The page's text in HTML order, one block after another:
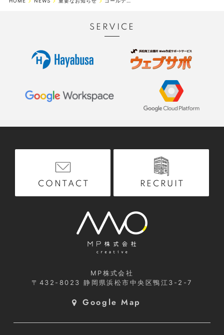
SERVICE
CONTACT RECRUIT
MP株式会社
〒432-8023静岡県浜松市中央区鴨江3-2-7
Google Map